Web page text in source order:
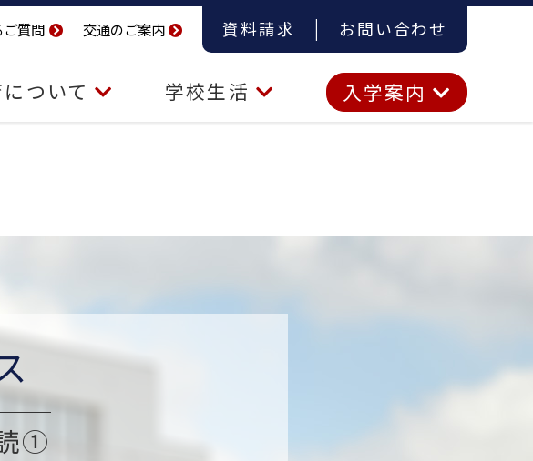
ご質問 交通のご案内 資料請求 お問い合わせ
ついて 学校生活 入学案内
①